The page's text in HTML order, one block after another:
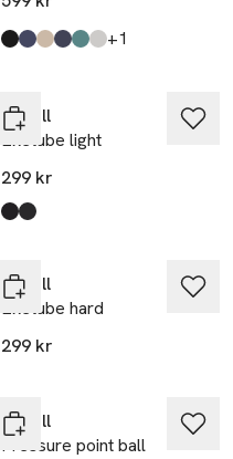
Produkten finns i färgerna:
midnight black,
blueberry blue
beach beige,
graphite grey,
moss green,
natural, +1
Casall
Exetube light
299 kr
Produkten finns i färgerna:
Warm Grey
Light Green
Casall
Exetube hard
299 kr
Casall
Pressure point ball